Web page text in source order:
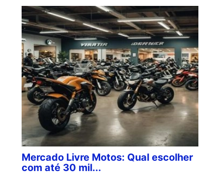
Mercado Livre Motos: Qual escolher
com até 30 mil...